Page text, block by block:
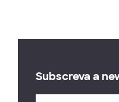
Subscreva a